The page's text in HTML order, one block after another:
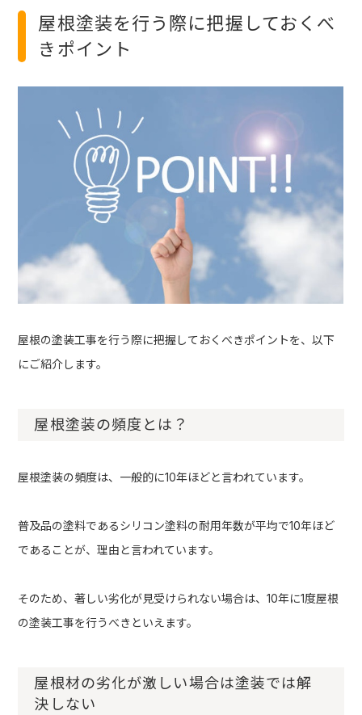
屋根塗装を行う際に把握しておくべ
きポイント
屋根の塗装工事を行う際に把握しておくべきポイントを、以下
にご紹介します。
屋根塗装の頻度とは？
屋根塗装の頻度は、一般的に10年ほどと言われています。
普及品の塗料であるシリコン塗料の耐用年数が平均で10年ほど
であることが、理由と言われています。
そのため、著しい劣化が見受けられない場合は、10年に1度屋根
の塗装工事を行うべきといえます。
屋根材の劣化が激しい場合は塗装では解
決しない